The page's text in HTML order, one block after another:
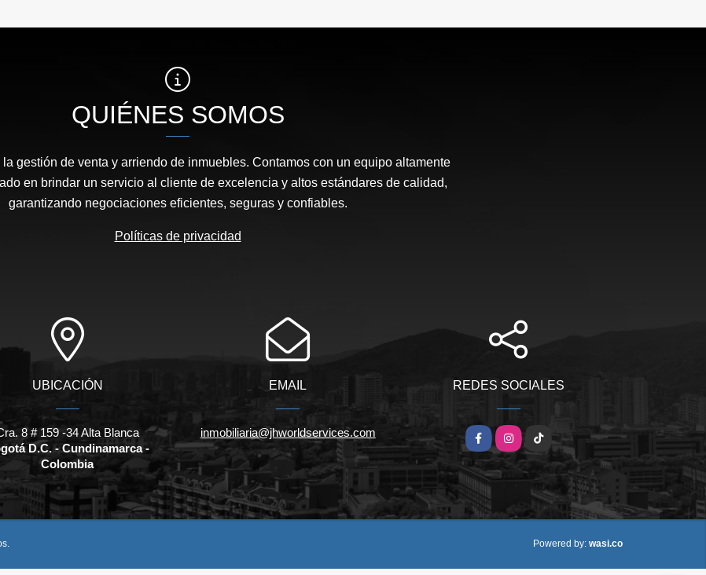
QUIÉNES SOMOS
la gestión de venta y arriendo de inmuebles. Contamos con un equipo altamente
en brindar un servicio al cliente de excelencia y altos estándares de calidad,
garantizando negociaciones eficientes, seguras y confiables.
Políticas de privacidad
UBICACIÓN
8 # 159 -34 Alta Blanca
D.C. - Cundinamarca -
Colombia
EMAIL
inmobiliaria@jhworldservices.com
REDES SOCIALES
FacebookInstagram
TikTok
Powered by: wasi.co